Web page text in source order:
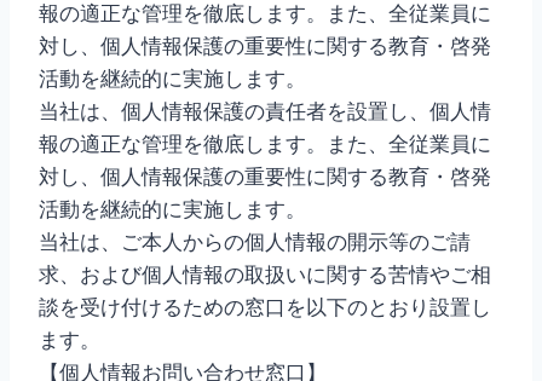
報の適正な管理を徹底します。また、全従業員に
対し、個人情報保護の重要性に関する教育・啓発
活動を継続的に実施します。
当社は、個人情報保護の責任者を設置し、個人情
報の適正な管理を徹底します。また、全従業員に
対し、個人情報保護の重要性に関する教育・啓発
活動を継続的に実施します。
当社は、ご本人からの個人情報の開示等のご請
求、および個人情報の取扱いに関する苦情やご相
談を受け付けるための窓口を以下のとおり設置し
ます。
【個人情報お問い合わせ窓口】